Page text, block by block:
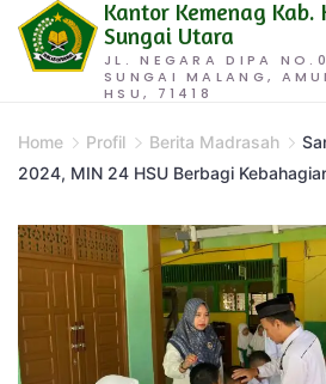
Skip
JL. NEGARA DIPA
SUNGAI MALANG,
HSU, 71418
Kantor Kemenag Kab.
Sungai Utara
Home Profil Berita Madrasah
2024, MIN 24 HSU Berbagi